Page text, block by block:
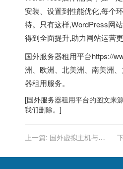
安装、设置到性能优化,每个
待。只有这样,WordPress网
得到全面提升,助力网站运营更
国外服务器租用平台https://
洲、欧洲、北美洲、南美洲
器租用服务。
[国外服务器租用平台的图文来
我们删除。]
上一篇: 国外虚拟主机与多